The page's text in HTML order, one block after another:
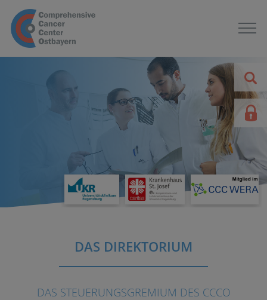
DAS DIREKTORIUM
DAS STEUERUNGSGREMIUM DES CCCO